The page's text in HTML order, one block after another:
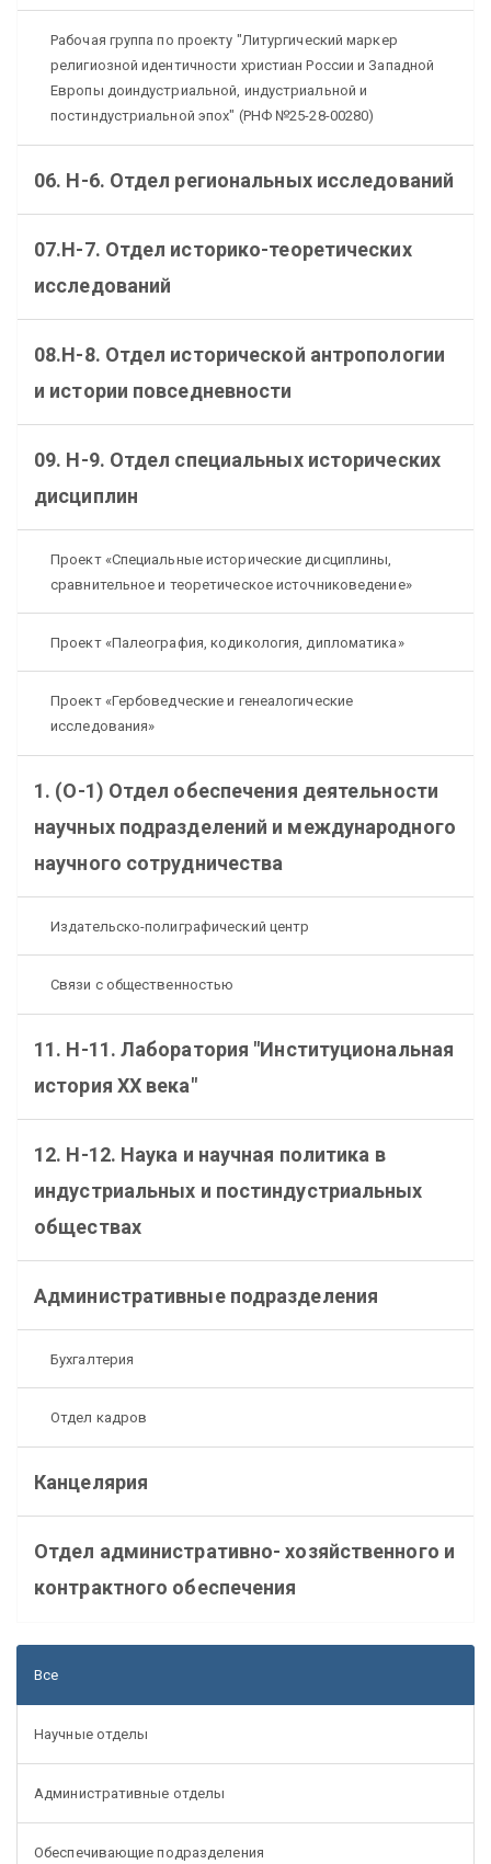
Рабочая группа по проекту "Литургический маркер
религиозной идентичности христиан России и Западной
Европы доиндустриальной, индустриальной и
постиндустриальной эпох" (РНФ №25-28-00280)
06. Н-6. Отдел региональных исследований
07.Н-7. Отдел историко-теоретических
исследований
08.Н-8. Отдел исторической антропологии
и истории повседневности
09. Н-9. Отдел специальных исторических
дисциплин
Проект «Специальные исторические дисциплины,
сравнительное и теоретическое источниковедение»
Проект «Палеография, кодикология, дипломатика»
Проект «Гербоведческие и генеалогические
исследования»
1. (О-1) Отдел обеспечения деятельности
научных подразделений и международного
научного сотрудничества
Издательско-полиграфический центр
Связи с общественностью
11. Н-11. Лаборатория "Институциональная
история XX века"
12. Н-12. Наука и научная политика в
индустриальных и постиндустриальных
обществах
Административные подразделения
Бухгалтерия
Отдел кадров
Канцелярия
Отдел административно- хозяйственного и
контрактного обеспечения
Все
Научные отделы
Административные отделы
Обеспечивающие подразделения